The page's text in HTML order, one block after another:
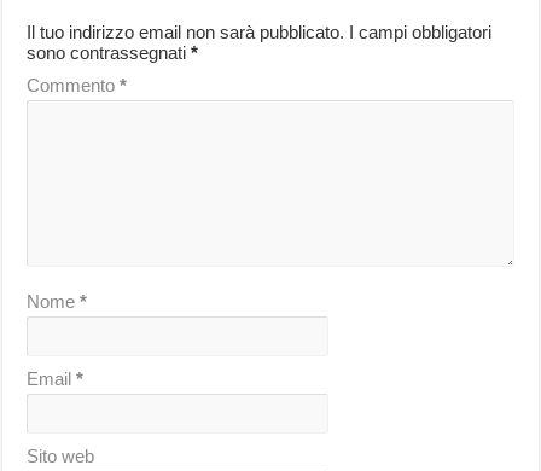
Il tuo indirizzo email non sarà pubblicato. I campi obbligatori
sono contrassegnati*
Commento*
Nome*
Email*
Sito web